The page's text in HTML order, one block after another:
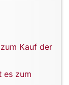
Kauf der
es zum